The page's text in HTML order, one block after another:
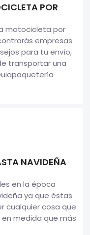
POR
motocicleta por
empresas
para tu envío,
transportar una
NAVIDEÑA
en la época
ya que éstas
cualquier cosa que
en medida que más